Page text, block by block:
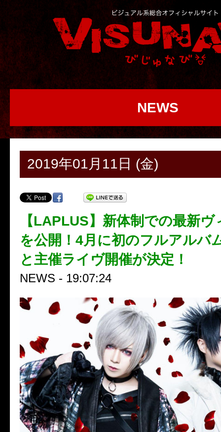
NEWS
2019年01月11日 (金)
【LAPLUS】新体制での最新
を公開！4月に初のフルアルバ
と主催ライヴ開催が決定！
NEWS - 19:07:24